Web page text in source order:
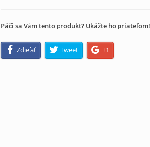
Páči sa Vám tento produkt? Ukážte ho priateľom!
Zdieľať Tweet +1